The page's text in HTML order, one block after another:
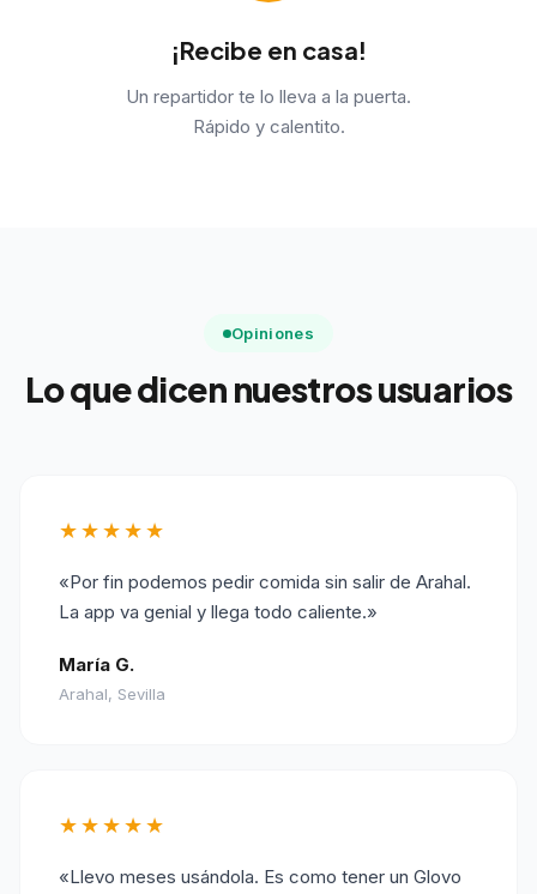
¡Recibe en casa!
Un repartidor te lo lleva a la puerta.
Rápido y calentito.
Opiniones
Lo que dicen nuestros usuarios
★★★★★
«Por fin podemos pedir comida sin salir de Arahal.
La app va genial y llega todo caliente.»
María G.
Arahal, Sevilla
★★★★★
«Llevo meses usándola. Es como tener un Glovo